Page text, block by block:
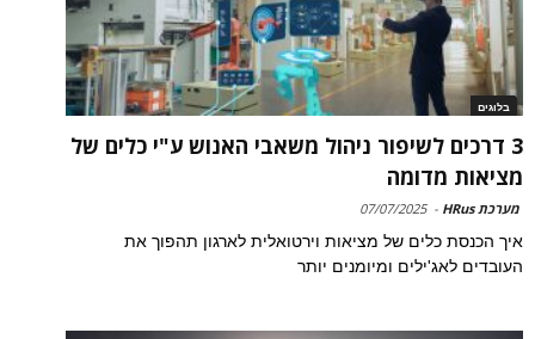
בלוגים
3 דרכים לשיפור ניהול משאבי האנוש ע"י כלים של
מציאות מדומה
מערכת HRus -
07/07/2025
איך הכנסת כלים של מציאות וירטואלית לארגון תהפוך את
העובדים לאג'ילים ומיומנים יותר